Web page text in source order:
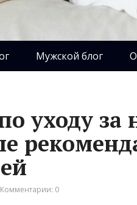
Мужской блог
уходу
Комментарии: 0